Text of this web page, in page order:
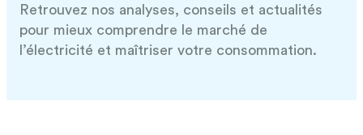
Retrouvez nos analyses, conseils et actualités
pour mieux comprendre le marché de
l’électricité et maîtriser votre consommation.